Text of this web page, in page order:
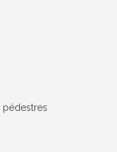
pédestres